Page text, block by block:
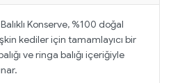
Konserve, %100 doğal
kediler için tamamlayıcı bir
ve ringa balığı içeriğiyle